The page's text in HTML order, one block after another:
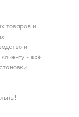
товаров и
и
- всё